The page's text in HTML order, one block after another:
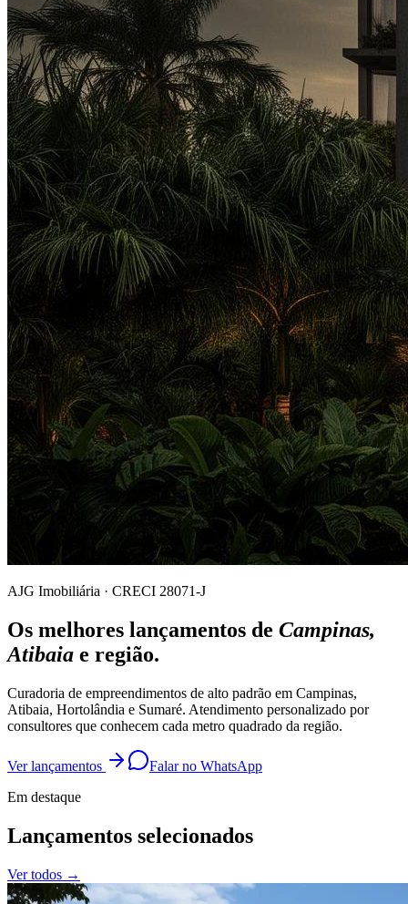
AJG Imobiliária · CRECI 28071-J
Os melhores lançamentos de Campinas,
Atibaia e região.
Curadoria de empreendimentos de alto padrão em Campinas,
Atibaia, Hortolândia e Sumaré. Atendimento personalizado por
consultores que conhecem cada metro quadrado da região.
Ver lançamentos
Falar no WhatsApp
Em destaque
Lançamentos selecionados
Ver todos →